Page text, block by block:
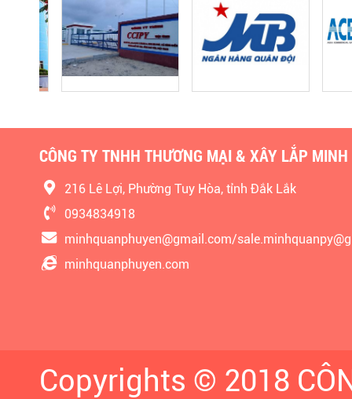
CÔNG TY TNHH THƯƠNG MẠI & XÂY LẮP
216 Lê Lợi, Phường Tuy Hòa, tỉnh Đắk Lắk
0934834918
minhquanphuyen@gmail.com/
minhquanphuyen.com
Copyrights © 2018